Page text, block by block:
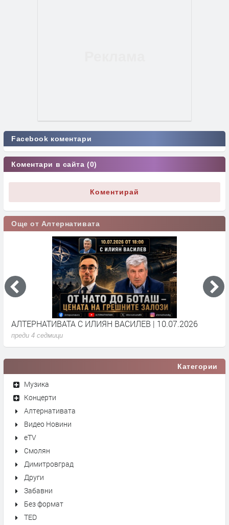
Facebook коментари
Коментари в сайта (0)
Коментирай
Още от Алтернативата
АЛТЕРНАТИВАТА С ИЛИЯН ВАСИЛЕВ | 10.07.2026
преди 4 седмици
Категории
Музика
Концерти
Алтернативата
Видео Новини
eTV
Смолян
Димитровград
Други
Забавни
Без формат
TED